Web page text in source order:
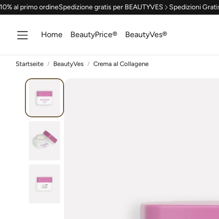
primo ordineSpedizione gratis per BEAUTYVES Spedizioni Gratis 49
Home BeautyPrice® BeautyVes®
Startseite BeautyVes Crema al Collagene